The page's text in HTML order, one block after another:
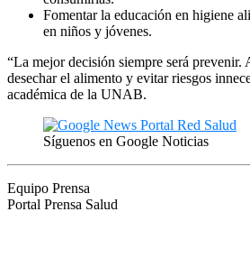
Fomentar la educación en higiene
en niños y jóvenes.
“La mejor decisión siempre será prevenir.
desechar el alimento y evitar riesgos
académica de la UNAB.
Síguenos en Google Noticias
Equipo Prensa
Portal Prensa Salud